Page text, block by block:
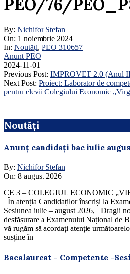
PEO/76/
By: Nichifor Stefan
On: 1 noiembrie 2024
In: Noutăți, PEO 310657
Anunt PEO
2024-11-01
Previous Post: IMPROVET 2.0 (Anul
Next Post: Proiect: Laborator de
pentru elevii Colegiului Economic
Noutăți
Anunț candidați bac iulie
By: Nichifor Stefan
On: 8 august 2026
CE 3 – COLEGIUL ECONOMIC
În atenția Candidaților înscriși la
Sesiunea iulie – august 2026, Dragii
desfășurare a Examenului Național de
vă rugăm să acordați atenție
susține în
Bacalaureat – Competente -